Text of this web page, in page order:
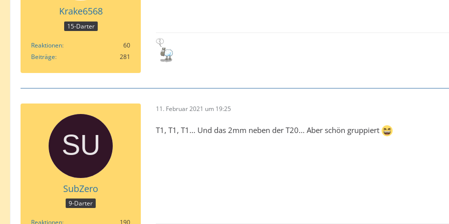
Krake6568
15-Darter
Reaktionen
60
Beiträge
281
SubZero
9-Darter
11. Februar 2021 um 19:25
T1, T1, T1... Und das 2mm neben der T20... Aber schön gruppiert